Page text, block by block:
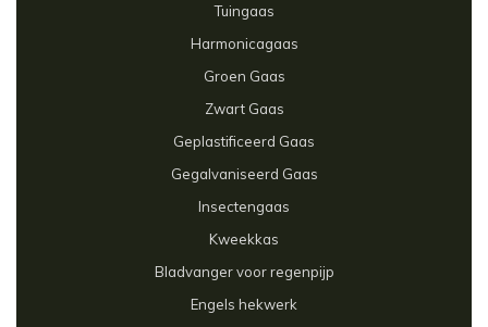
Tuingaas
Harmonicagaas
Groen Gaas
Zwart Gaas
Geplastificeerd Gaas
Gegalvaniseerd Gaas
Insectengaas
Kweekkas
Bladvanger voor regenpijp
Engels hekwerk